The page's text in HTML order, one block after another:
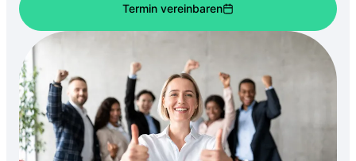
Termin vereinbaren